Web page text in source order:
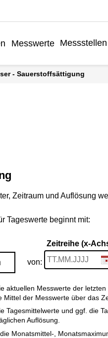
Messwerte Messstellen
- Sauerstoffsättigung
Zeitraum und Auflösung
Tageswerte beginnt mit:
Zeitreihe (x-
von:
aktuellen Messwerte der
Mittel der Messwerte über das
Tagesmittelwerte und ggf. die
Auflösung.
Monatsmittel-,